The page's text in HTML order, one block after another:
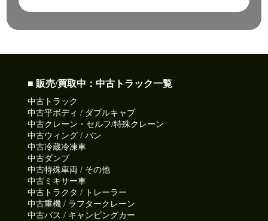
■ 販売/買取中：中古トラック一覧
中古トラック
中古平ボディ / ダブルキャブ
中古クレーン・セルフ/特殊クレーン
中古ウィング / バン
中古冷蔵冷凍車
中古ダンプ
中古特殊車両 / その他
中古ミキサー車
中古トラクタ / トレーラー
中古重機 / ラフタークレーン
中古バス / キャンピングカー